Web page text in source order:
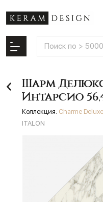
Шарм
Интарсио
Коллекция: Charme
ITALON